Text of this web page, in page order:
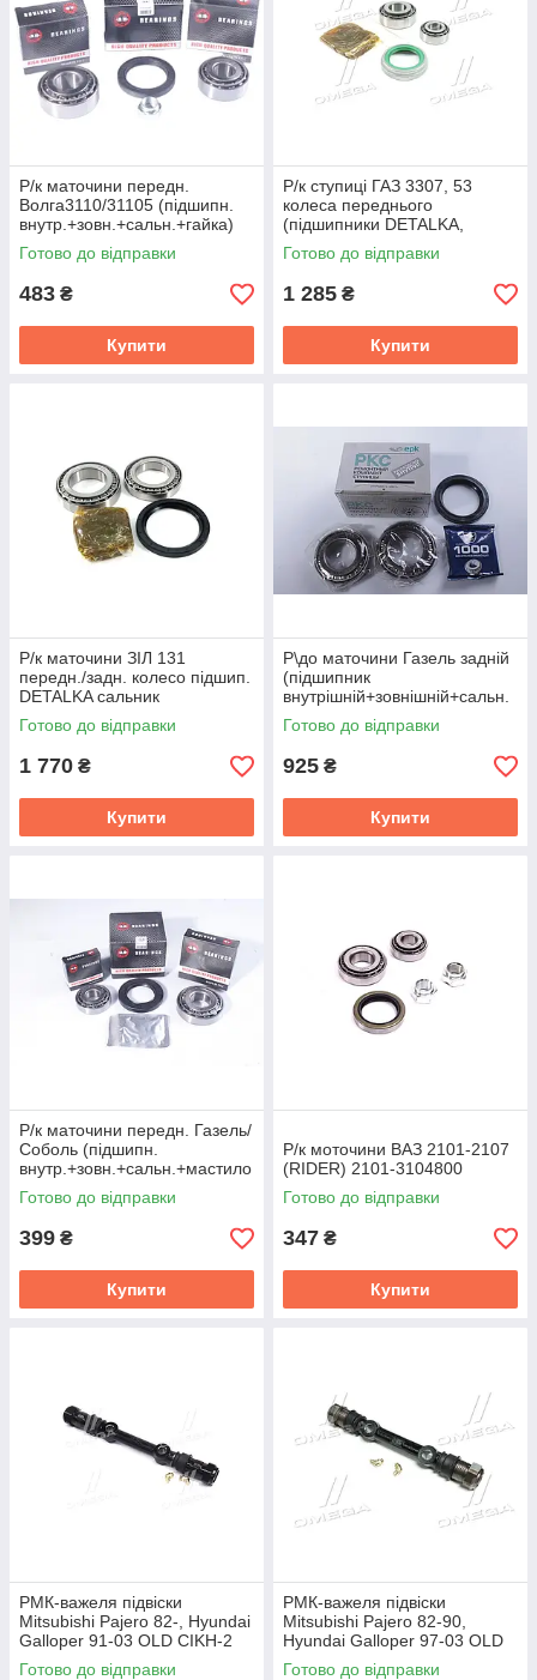
Р/к маточини передн.
Волга3110/31105 (підшипн.
внутр.+зовн.+сальн.+гайка)
серія АП 3110-3103800
Готово до відправки
483 ₴
Купити
Р/к ступиці ГАЗ 3307, 53
колеса переднього
(підшипники DETALKA,
сальник, змазка) (DETALKA)
3307-3103800
Готово до відправки
1 285 ₴
Купити
Р/к маточини ЗІЛ 131
передн./задн. колесо підшип.
DETALKA сальник
ПРЕМІУМ+мастило
(DETALKA) 864117-02
Готово до відправки
1 770 ₴
Купити
Р\до маточини Газель задній
(підшипник
внутрішній+зовнішній+сальн.
+смаз.) LIMEX (ви-во EPK
Волзький Стандарт,VPZ)
Готово до відправки
925 ₴
Купити
Р/к маточини передн. Газель/
Соболь (підшипн.
внутр.+зовн.+сальн.+мастило
) серія АП Авто Престиж
3302-2277185
Готово до відправки
399 ₴
Купити
Р/к моточини ВАЗ 2101-2107
(RIDER) 2101-3104800
Готово до відправки
347 ₴
Купити
РМК-важеля підвіски
Mitsubishi Pajero 82-, Hyundai
Galloper 91-03 OLD CIKH-2
(пр-во CTR) CI0002
Готово до відправки
РМК-важеля підвіски
Mitsubishi Pajero 82-90,
Hyundai Galloper 97-03 OLD
CIM-2 (пр-во CTR) CI0003
Готово до відправки